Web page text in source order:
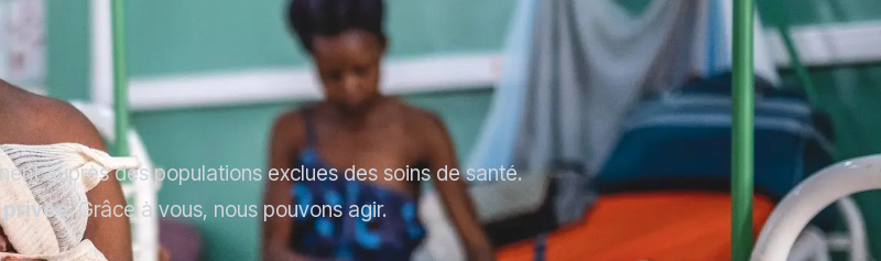
auprès des populations exclues des soins de santé.
privée.Grâce à vous, nous pouvons agir.